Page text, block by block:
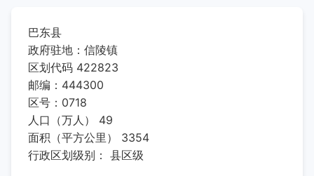
巴东县
政府驻地：信陵镇
区划代码 422823
邮编：444300
区号：0718
人口（万人） 49
面积（平方公里） 3354
行政区划级别： 县区级